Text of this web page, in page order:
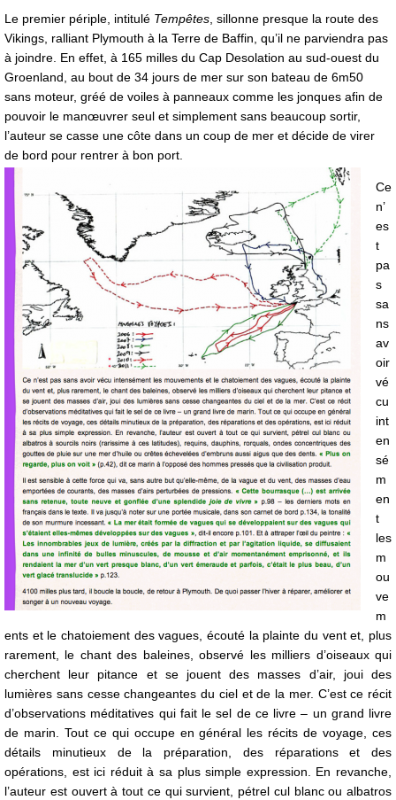
Le premier périple, intitulé Tempêtes, sillonne presque la route des
Vikings, ralliant Plymouth à la Terre de Baffin, qu’il ne parviendra pas
à joindre. En effet, à 165 milles du Cap Desolation au sud-ouest du
Groenland, au bout de 34 jours de mer sur son bateau de 6m50
sans moteur, gréé de voiles à panneaux comme les jonques afin de
pouvoir le manœuvrer seul et simplement sans beaucoup sortir,
l’auteur se casse une côte dans un coup de mer et décide de virer
de bord pour rentrer à bon port.
Ce
n’
es
t
pa
s
sa
ns
av
oir
vé
cu
int
en
sé
m
en
t
les
m
ou
ve
m
ents et le chatoiement des vagues, écouté la plainte du vent et, plus
rarement, le chant des baleines, observé les milliers d’oiseaux qui
cherchent leur pitance et se jouent des masses d’air, joui des
lumières sans cesse changeantes du ciel et de la mer. C’est ce récit
d’observations méditatives qui fait le sel de ce livre – un grand livre
de marin. Tout ce qui occupe en général les récits de voyage, ces
détails minutieux de la préparation, des réparations et des
opérations, est ici réduit à sa plus simple expression. En revanche,
l’auteur est ouvert à tout ce qui survient, pétrel cul blanc ou albatros